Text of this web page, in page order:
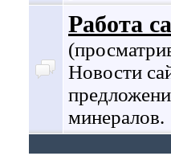
Работа
Новости
минералов.